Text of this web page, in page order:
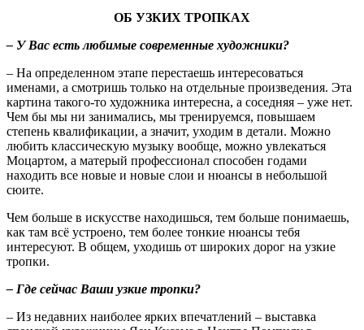
ОБ УЗКИХ ТРОПКАХ
– У Вас есть любимые современные художники?
– На определенном этапе перестаешь интересоваться
именами, а смотришь только на отдельные произведения. Эта
картина такого-то художника интересна, а соседняя – уже нет.
Чем бы мы ни занимались, мы тренируемся, повышаем
степень квалификации, а значит, уходим в детали. Можно
любить классическую музыку вообще, можно увлекаться
Моцартом, а матерый профессионал способен годами
находить все новые и новые слои и нюансы в небольшой
сюите.
Чем больше в искусстве находишься, тем больше понимаешь,
как там всё устроено, тем более тонкие нюансы тебя
интересуют. В общем, уходишь от широких дорог на узкие
тропки.
– Где сейчас Ваши узкие тропки?
– Из недавних наиболее ярких впечатлений – выставка